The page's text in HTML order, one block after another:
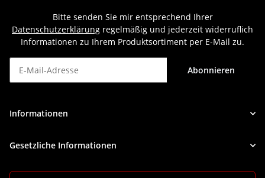
Bitte senden Sie mir entsprechend Ihrer
Datenschutzerklärung regelmäßig und jederzeit widerruflich
Informationen zu Ihrem Produktsortiment per E-Mail zu.
Abonnieren
Informationen
Gesetzliche Informationen